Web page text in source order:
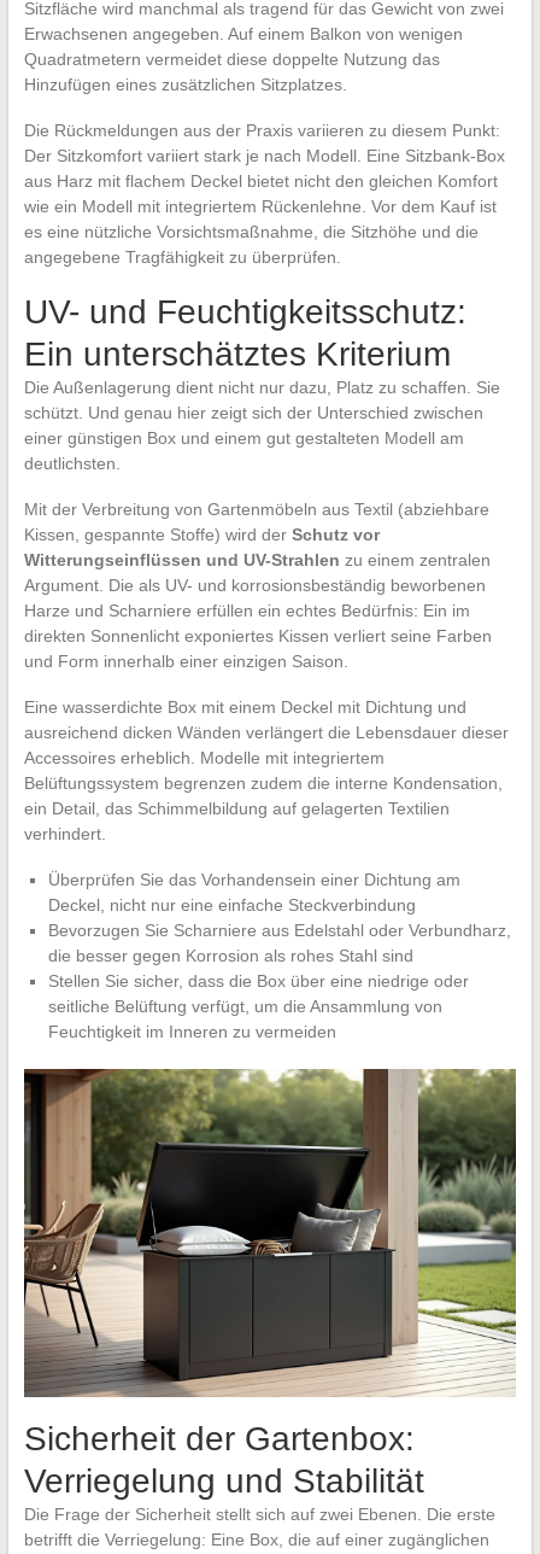
Sitzfläche wird manchmal als tragend für das Gewicht von zwei
Erwachsenen angegeben. Auf einem Balkon von wenigen
Quadratmetern vermeidet diese doppelte Nutzung das
Hinzufügen eines zusätzlichen Sitzplatzes.
Die Rückmeldungen aus der Praxis variieren zu diesem Punkt:
Der Sitzkomfort variiert stark je nach Modell. Eine Sitzbank-Box
aus Harz mit flachem Deckel bietet nicht den gleichen Komfort
wie ein Modell mit integriertem Rückenlehne. Vor dem Kauf ist
es eine nützliche Vorsichtsmaßnahme, die Sitzhöhe und die
angegebene Tragfähigkeit zu überprüfen.
UV- und Feuchtigkeitsschutz:
Ein unterschätztes Kriterium
Die Außenlagerung dient nicht nur dazu, Platz zu schaffen. Sie
schützt. Und genau hier zeigt sich der Unterschied zwischen
einer günstigen Box und einem gut gestalteten Modell am
deutlichsten.
Mit der Verbreitung von Gartenmöbeln aus Textil (abziehbare
Kissen, gespannte Stoffe) wird der Schutz vor
Witterungseinflüssen und UV-Strahlen zu einem zentralen
Argument. Die als UV- und korrosionsbeständig beworbenen
Harze und Scharniere erfüllen ein echtes Bedürfnis: Ein im
direkten Sonnenlicht exponiertes Kissen verliert seine Farben
und Form innerhalb einer einzigen Saison.
Eine wasserdichte Box mit einem Deckel mit Dichtung und
ausreichend dicken Wänden verlängert die Lebensdauer dieser
Accessoires erheblich. Modelle mit integriertem
Belüftungssystem begrenzen zudem die interne Kondensation,
ein Detail, das Schimmelbildung auf gelagerten Textilien
verhindert.
Überprüfen Sie das Vorhandensein einer Dichtung am
Deckel, nicht nur eine einfache Steckverbindung
Bevorzugen Sie Scharniere aus Edelstahl oder Verbundharz,
die besser gegen Korrosion als rohes Stahl sind
Stellen Sie sicher, dass die Box über eine niedrige oder
seitliche Belüftung verfügt, um die Ansammlung von
Feuchtigkeit im Inneren zu vermeiden
Sicherheit der Gartenbox:
Verriegelung und Stabilität
Die Frage der Sicherheit stellt sich auf zwei Ebenen. Die erste
betrifft die Verriegelung: Eine Box, die auf einer zugänglichen